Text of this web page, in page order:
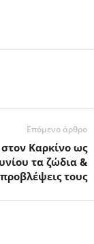
Επόμενο άρθρο
Καρκίνο ως
τα ζώδια &
τους